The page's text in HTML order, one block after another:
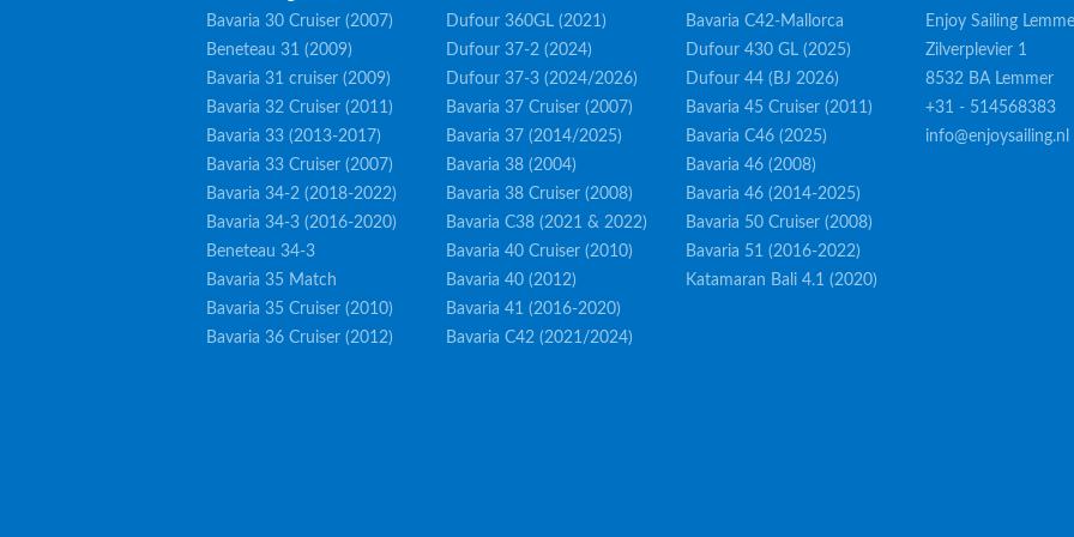
Bavaria 30 Cruiser (2007)
Beneteau 31 (2009)
Bavaria 31 cruiser (2009)
Bavaria 32 Cruiser (2011)
Bavaria 33 (2013-2017)
Bavaria 33 Cruiser (2007)
Bavaria 34-2 (2018-2022)
Bavaria 34-3 (2016-2020)
Beneteau 34-3
Bavaria 35 Match
Bavaria 35 Cruiser (2010)
Bavaria 36 Cruiser (2012)
Dufour 360GL (2021)
Dufour 37-2 (2024)
Dufour 37-3 (2024/2026)
Bavaria 37 Cruiser (2007)
Bavaria 37 (2014/2025)
Bavaria 38 (2004)
Bavaria 38 Cruiser (2008)
Bavaria C38 (2021 & 2022)
Bavaria 40 Cruiser (2010)
Bavaria 40 (2012)
Bavaria 41 (2016-2020)
Bavaria C42 (2021/2024)
Bavaria C42-Mallorca
Dufour 430 GL (2025)
Dufour 44 (BJ 2026)
Bavaria 45 Cruiser (2011)
Bavaria C46 (2025)
Bavaria 46 (2008)
Bavaria 46 (2014-2025)
Bavaria 50 Cruiser (2008)
Bavaria 51 (2016-2022)
Katamaran Bali 4.1 (2020)
Enjoy Sailing
Zilverplevier 1
8532 BA Lemmer
+31 - 514568383
info@enjoysailing.nl